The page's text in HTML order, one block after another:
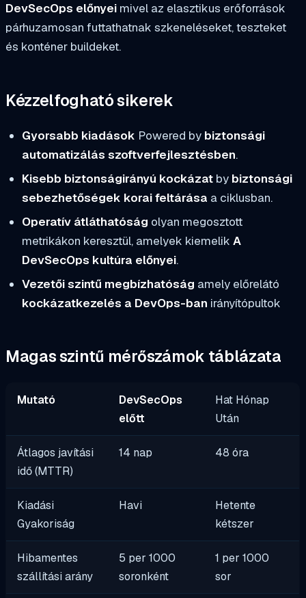
DevSecOps előnyei mivel az elasztikus erőforrások
párhuzamosan futtathatnak szkeneléseket, teszteket
és konténer buildeket.
Kézzelfogható sikerek
Gyorsabb kiadások Powered by biztonsági
automatizálás szoftverfejlesztésben.
Kisebb biztonságirányú kockázatby biztonsági
sebezhetőségek korai feltárása a ciklusban.
Operatív átláthatóság olyan megosztott
metrikákon keresztül, amelyek kiemelik A
DevSecOps kultúra előnyei.
Vezetői szintű megbízhatóság amely előrelátó
kockázatkezelés a DevOps-ban irányítópultok
Magas szintű mérőszámok táblázata
Mutató
DevSecOps
előtt
Hat Hónap
Után
Átlagos javítási
idő (MTTR)
14 nap 48 óra
Kiadási
Gyakoriság
Havi
Hetente
kétszer
Hibamentes
szállítási arány
5 per 1000
soronként
1 per 1000
sor